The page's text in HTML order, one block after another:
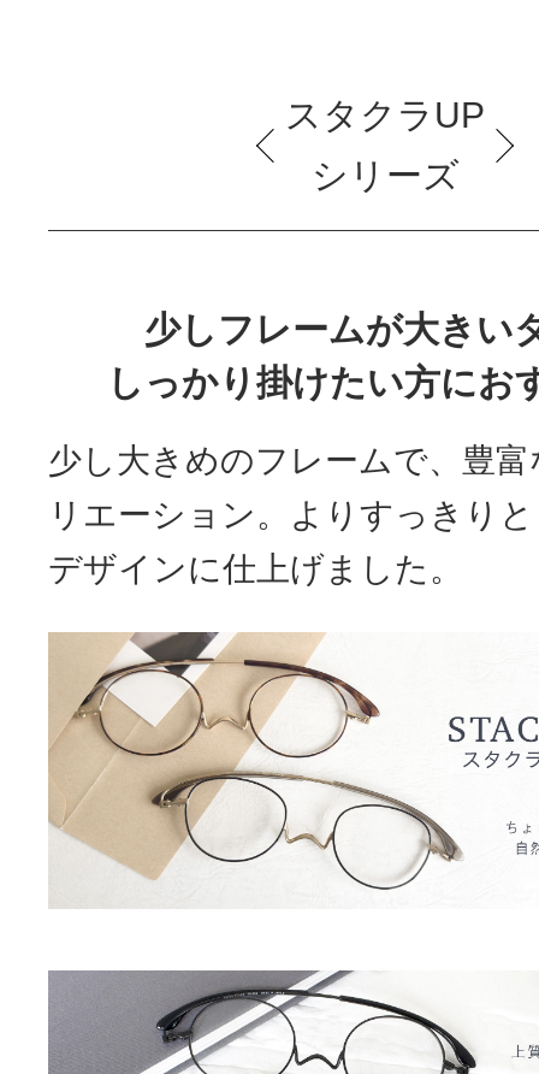
スタクラUP
シリーズ
少しフレームが大きい
しっかり掛けたい方にお
少し大きめのフレームで、豊
リエーション。よりすっきり
デザインに仕上げました。